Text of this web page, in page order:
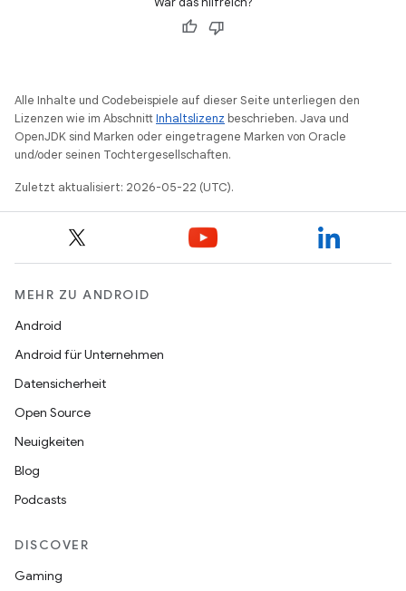
Alle Inhalte und Codebeispiele auf dieser Seite unterliegen den
Lizenzen wie im AbschnittInhaltslizenz beschrieben. Java und
OpenJDK sind Marken oder eingetragene Marken von Oracle
und/oder seinen Tochtergesellschaften.
Zuletzt aktualisiert: 2026-05-22 (UTC).
MEHR ZU ANDROID
Android
Android für Unternehmen
Datensicherheit
Open Source
Neuigkeiten
Blog
Podcasts
DISCOVER
Gaming